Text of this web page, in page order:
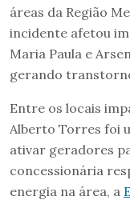
áreas da Região
incidente afetou
Maria Paula e
gerando
Entre os locais
Alberto Torres foi
ativar geradores
concessionária
energia na área, a